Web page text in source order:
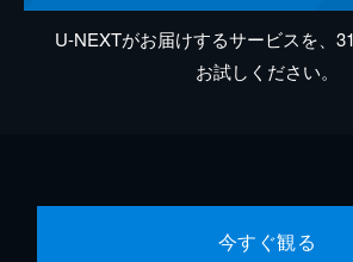
U-NEXTがお届けするサービスを、
お試しください。
今すぐ観る